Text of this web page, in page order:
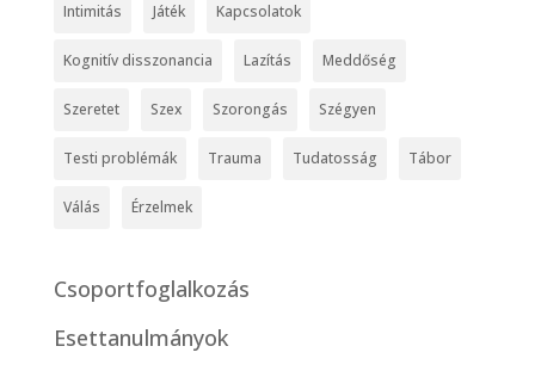
Intimitás Játék Kapcsolatok
Kognitív disszonancia Lazítás Meddőség
Szeretet Szex Szorongás Szégyen
Testi problémák Trauma Tudatosság Tábor
Válás Érzelmek
Csoportfoglalkozás
Esettanulmányok